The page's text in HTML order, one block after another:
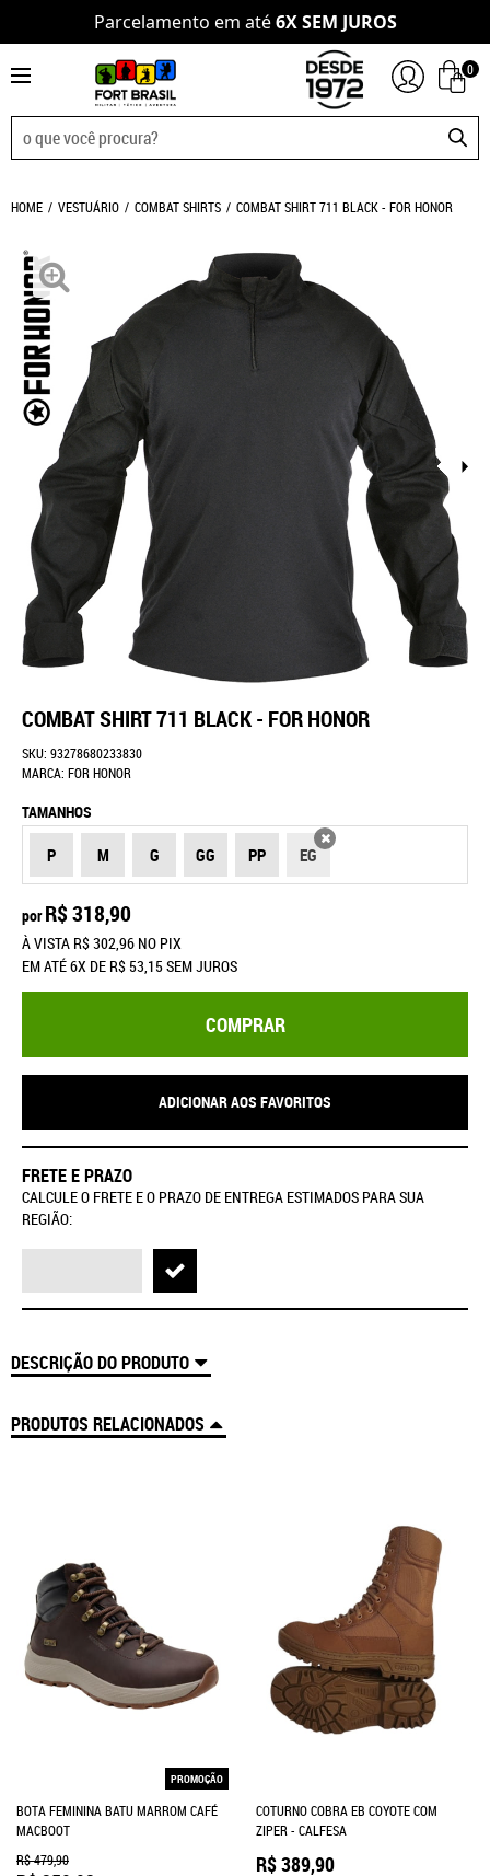
Parcelamento em até6X SEM JUROS
0
HOME VESTUÁRIO COMBAT SHIRTS COMBAT SHIRT 711 BLACK - FOR HONOR
COMBAT SHIRT 711 BLACK - FOR HONOR
SKU: 93278680233830
MARCA: FOR HONOR
TAMANHOS
P M G GG PP EGX
por R$ 318,90
À VISTA R$ 302,96 NO PIX
EM ATÉ6X DE R$ 53,15SEM JUROS
COMPRAR
ADICIONAR AOS FAVORITOS
FRETE E PRAZO
CALCULE O FRETE E O PRAZO DE ENTREGA ESTIMADOS PARA SUA
REGIÃO:
DESCRIÇÃO DO PRODUTO
PRODUTOS RELACIONADOS
PROMOÇÃO
BOTA FEMININA BATU MARROM CAFÉ
MACBOOT
R$ 479,90
COTURNO COBRA EB COYOTE COM
ZIPER - CALFESA
R$ 389,90